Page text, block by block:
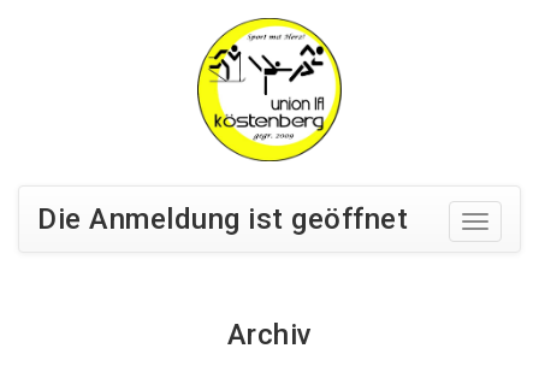
Die Anmeldung ist geöffnet
Archiv